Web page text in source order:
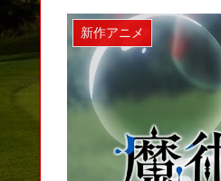
新作アニメ